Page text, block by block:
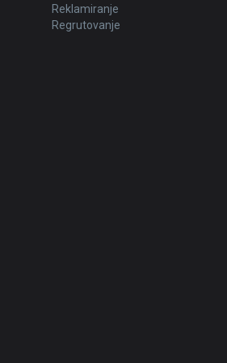
Reklamiranje
Regrutovanje